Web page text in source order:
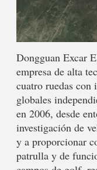
Dongguan Excar
empresa de alta
cuatro ruedas con
globales
en 2006, desde
investigación de
y a proporcionar
patrulla y de